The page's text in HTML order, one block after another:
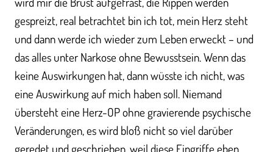
gespreizt, real betrachtet bin ich tot, mein Herz steht
und dann werde ich wieder zum Leben erweckt – und
das alles unter Narkose ohne Bewusstsein. Wenn das
keine Auswirkungen hat, dann wüsste ich nicht, was
eine Auswirkung auf mich haben soll. Niemand
übersteht eine Herz-OP ohne gravierende psychische
Veränderungen, es wird bloß nicht so viel darüber
geredet und geschrieben, weil diese Eingriffe eben